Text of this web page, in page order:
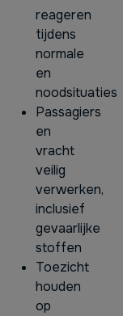
reageren
tijdens
normale
en
noodsituaties
Passagiers
en
vracht
veilig
verwerken,
inclusief
gevaarlijke
stoffen
Toezicht
houden
op